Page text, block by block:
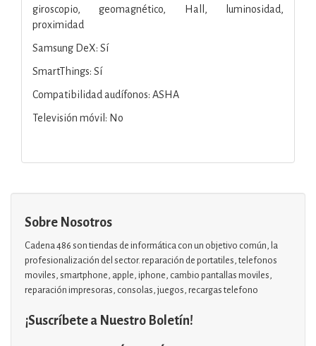
giroscopio, geomagnético, Hall, luminosidad,
proximidad
Samsung DeX: Sí
SmartThings: Sí
Compatibilidad audífonos: ASHA
Televisión móvil: No
Sobre Nosotros
Cadena 486 son tiendas de informática con un objetivo común, la
profesionalización del sector. reparación de portatiles, telefonos
moviles, smartphone, apple, iphone, cambio pantallas moviles,
reparación impresoras, consolas, juegos, recargas telefono
¡Suscríbete a Nuestro Boletín!